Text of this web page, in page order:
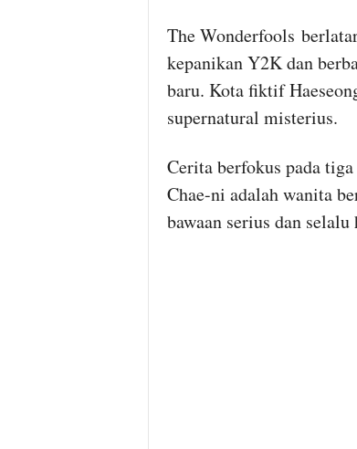
The Wonderfools
kepanikan Y2K dan
baru. Kota fiktif
supernatural misterius.
Cerita berfokus pada
Chae-ni adalah wanita
bawaan serius dan